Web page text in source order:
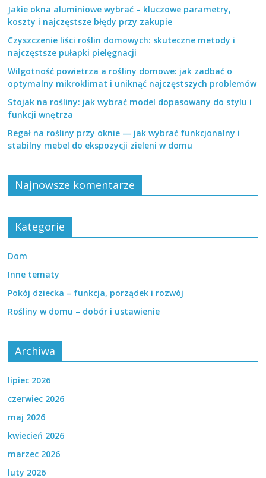
Jakie okna aluminiowe wybrać – kluczowe parametry,
koszty i najczęstsze błędy przy zakupie
Czyszczenie liści roślin domowych: skuteczne metody i
najczęstsze pułapki pielęgnacji
Wilgotność powietrza a rośliny domowe: jak zadbać o
optymalny mikroklimat i uniknąć najczęstszych problemów
Stojak na rośliny: jak wybrać model dopasowany do stylu i
funkcji wnętrza
Regał na rośliny przy oknie — jak wybrać funkcjonalny i
stabilny mebel do ekspozycji zieleni w domu
Najnowsze komentarze
Kategorie
Dom
Inne tematy
Pokój dziecka – funkcja, porządek i rozwój
Rośliny w domu – dobór i ustawienie
Archiwa
lipiec 2026
czerwiec 2026
maj 2026
kwiecień 2026
marzec 2026
luty 2026